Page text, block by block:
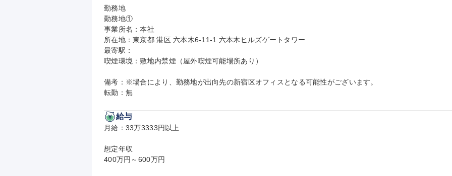
勤務地
勤務地①
事業所名：本社
所在地：東京都 港区 六本木6-11-1 六本木ヒルズゲートタワー
最寄駅：
喫煙環境：敷地内禁煙（屋外喫煙可能場所あり）
備考：※場合により、勤務地が出向先の新宿区オフィスとなる可能性がございます。
転勤：無
給与
月給：33万3333円以上
想定年収
400万円～600万円